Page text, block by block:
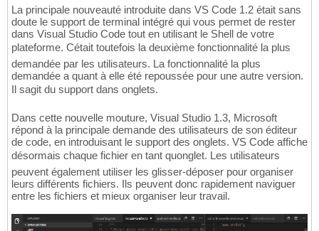
La principale nouveauté introduite dans VS Code 1.2 était sans
doute le support de terminal intégré qui vous permet de rester
dans Visual Studio Code tout en utilisant le Shell de votre
plateforme. Cétait toutefois la deuxième fonctionnalité la plus
demandée par les utilisateurs. La fonctionnalité la plus
demandée a quant à elle été repoussée pour une autre version.
Il sagit du support dans onglets.
Dans cette nouvelle mouture, Visual Studio 1.3, Microsoft
répond à la principale demande des utilisateurs de son éditeur
de code, en introduisant le support des onglets. VS Code affiche
désormais chaque fichier en tant quonglet. Les utilisateurs
peuvent également utiliser les glisser-déposer pour organiser
leurs différents fichiers. Ils peuvent donc rapidement naviguer
entre les fichiers et mieux organiser leur travail.